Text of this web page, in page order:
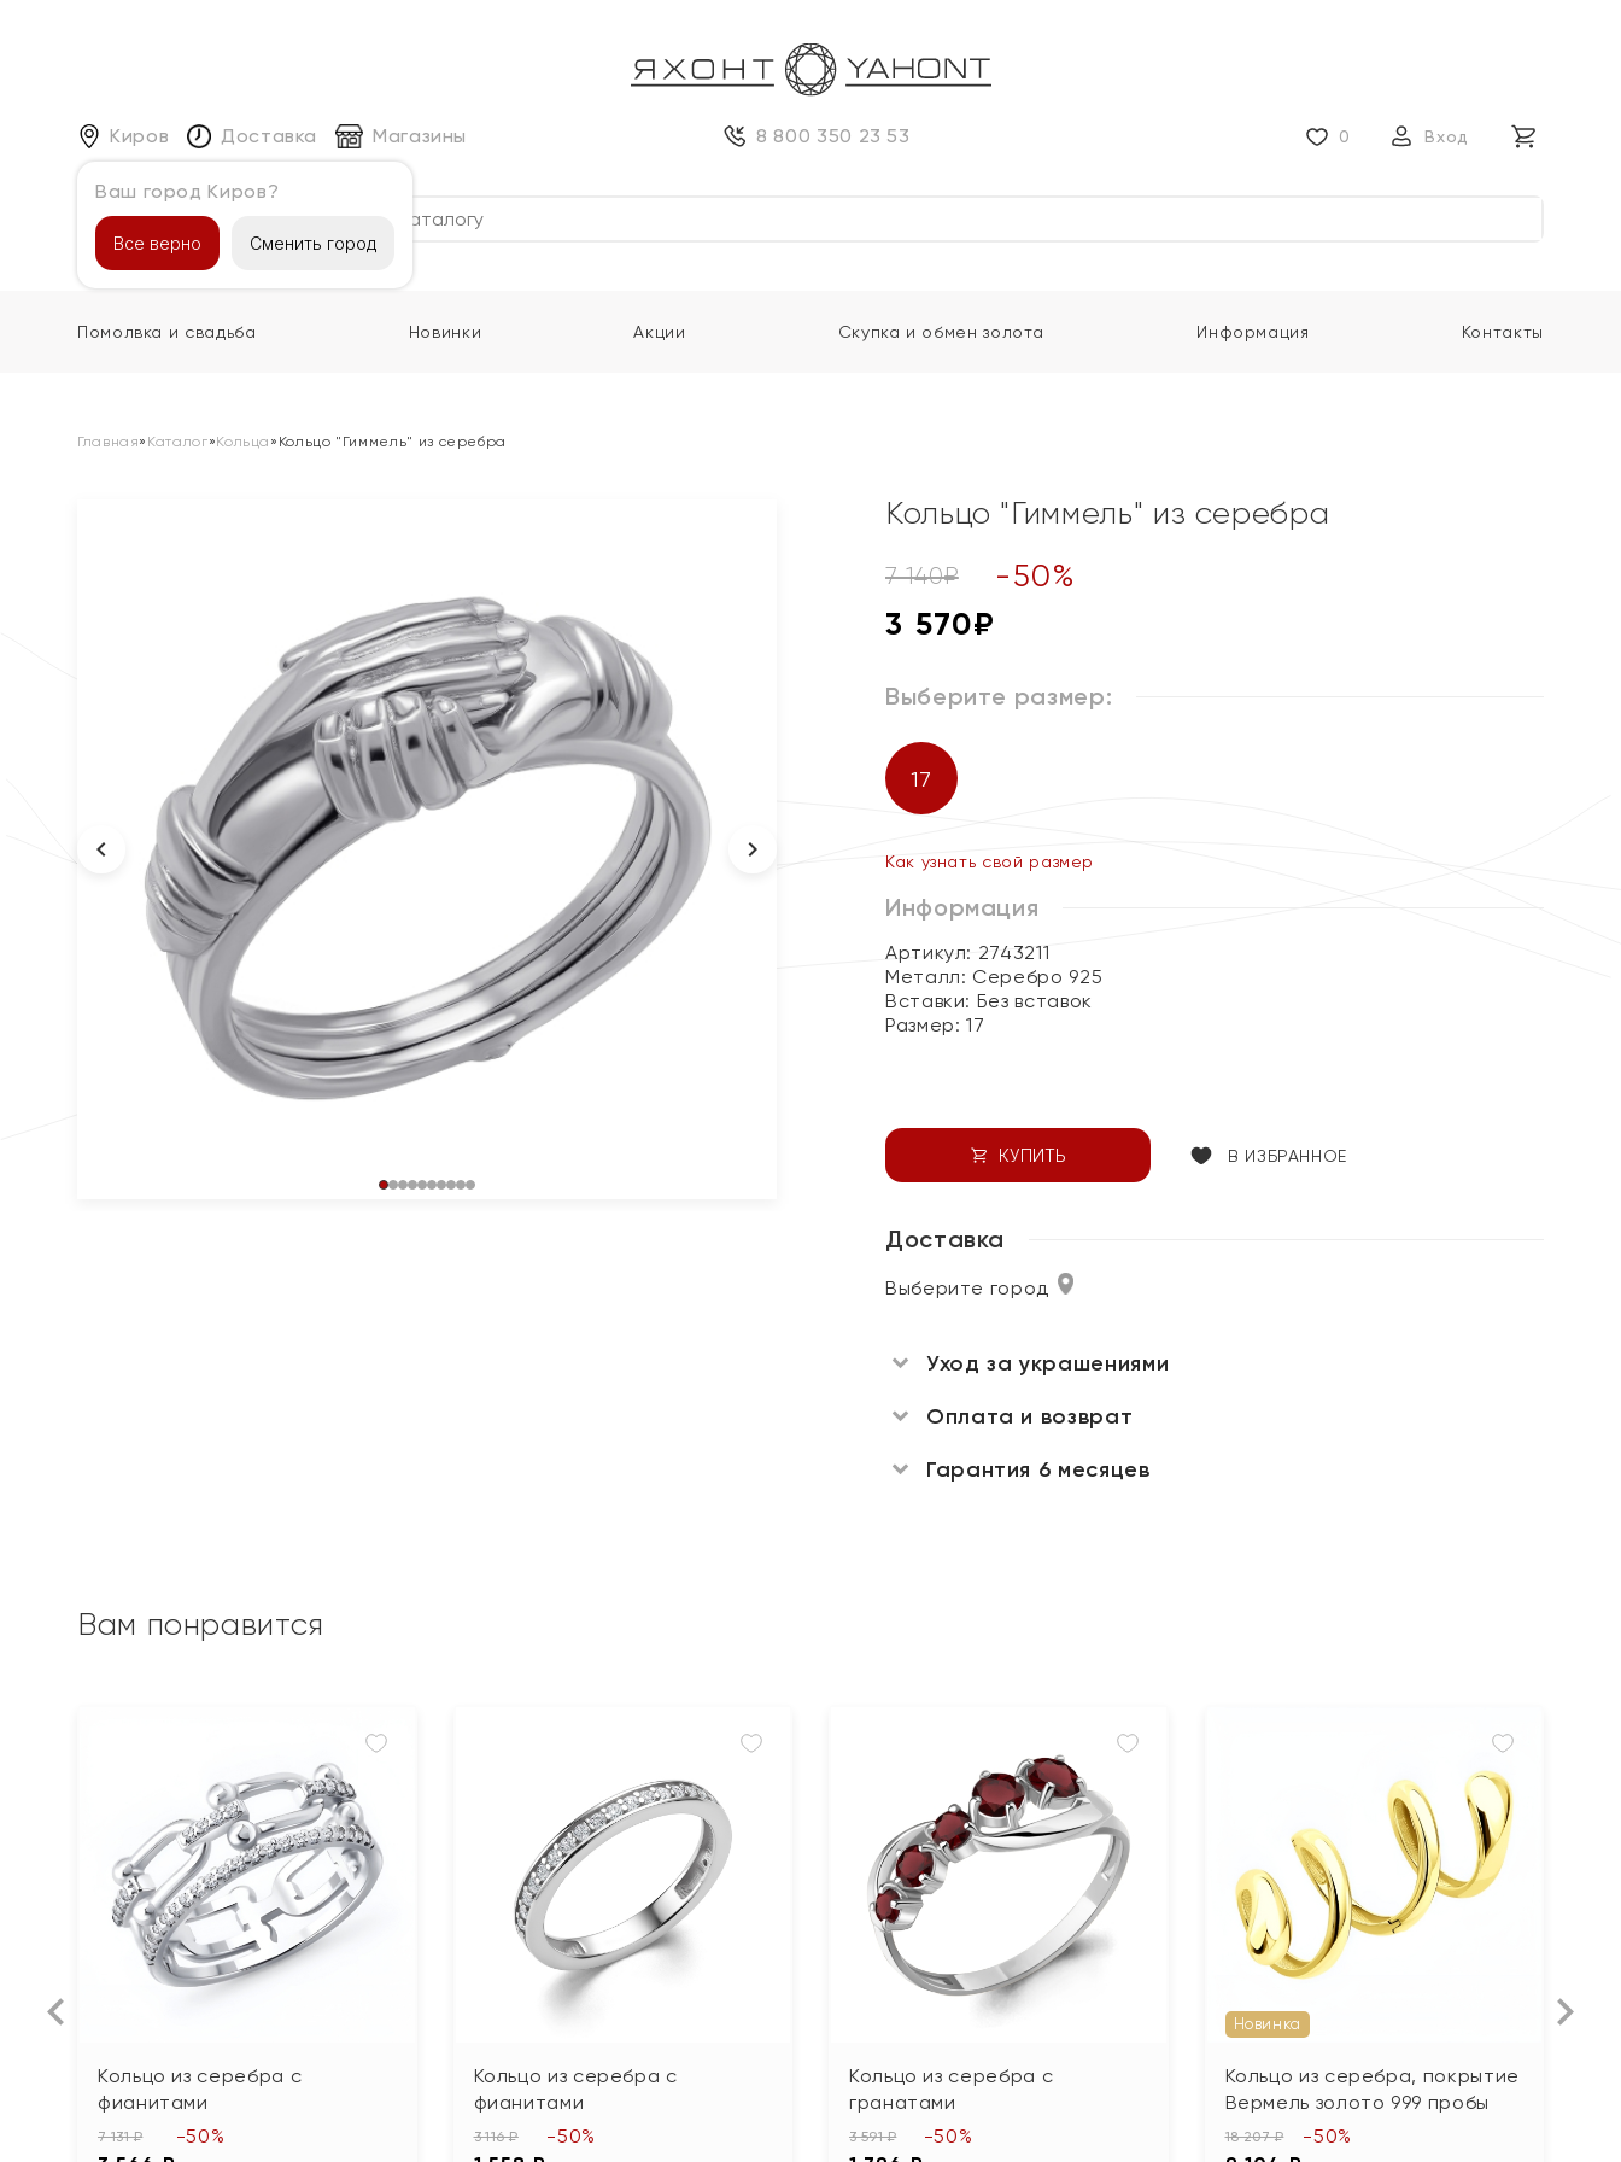
Киров
Ваш город Киров?
Все верно Сменить город
Доставка Магазины 8 800 350 23 53 0 Вход
Каталог
Помолвка и свадьба Новинки Акции Скупка и обмен золота Информация Контакты
Главная» Каталог»Кольца » Кольцо "Гиммель" из серебра
Кольцо "Гиммель" из серебра
7 140₽ -50%
3 570₽
Выберите размер:
17
Как узнать свой размер
Информация
Артикул: 2743211
Металл: Серебро 925
Вставки: Без вставок
Размер:17
КУПИТЬ В ИЗБРАННОЕ
Доставка
Выберите город
Уход за украшениями
Оплата и возврат
Гарантия 6 месяцев
Вам понравится
Кольцо из серебра с
фианитами
7 131 ₽ -50%
Кольцо из серебра с
фианитами
3 116 ₽ -50%
Кольцо из серебра с
гранатами
3 591 ₽ -50%
Новинка
Кольцо из серебра, покрытие
Вермель золото 999 пробы
18 207 ₽ -50%